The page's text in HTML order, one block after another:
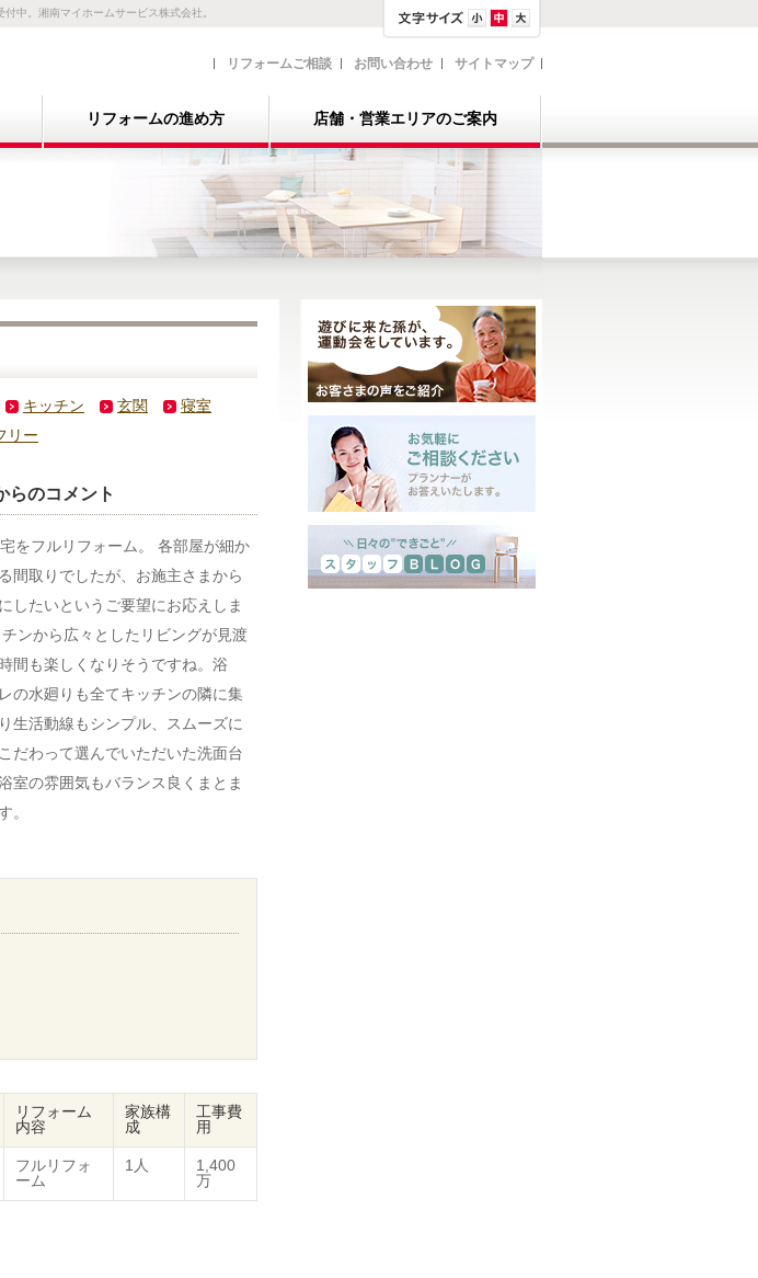
中。湘南マイホームサービス株式会社。
リフォームの進め方 店舗・営業エリアのご案内
リフォームご相談 お問い合わせ サイトマップ
キッチン 玄関
寝室
リー
らのコメント
をフルリフォーム。 各部屋が細か
間取りでしたが、お施主さまから
したいというご要望にお応えしま
チンから広々としたリビングが見渡
間も楽しくなりそうですね。浴
の水廻りも全てキッチンの隣に集
生活動線もシンプル、スムーズに
だわって選んでいただいた洗面台
室の雰囲気もバランス良くまとま
。
リフォーム
内容
家族構
成
工事費
用
フルリフォ
ーム
1人
1,400
万